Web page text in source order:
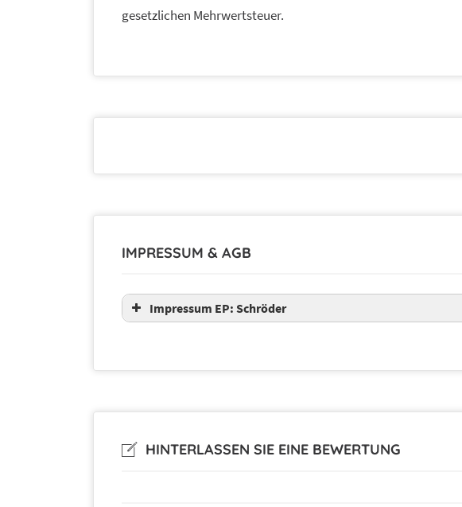
gesetzlichen Mehrwertsteuer.
IMPRESSUM & AGB
Impressum EP: Schröder
HINTERLASSEN SIE EINE BEWERTUNG